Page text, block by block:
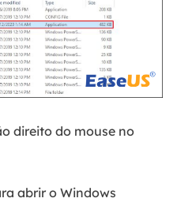
direito do mouse no
abrir o Windows